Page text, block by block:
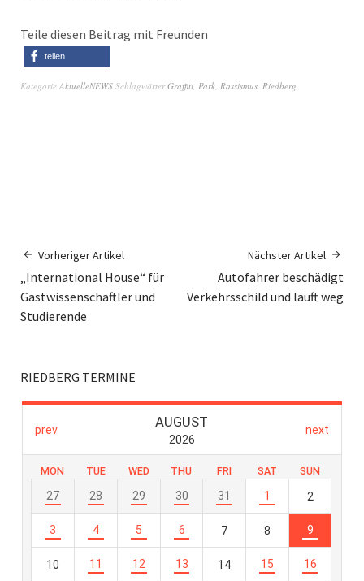
Teile diesen Beitrag mit Freunden
teilen
Kategorie AktuelleNEWS SchlagwörterGraffiti, Park, Rassismus, Riedberg
Vorheriger Artikel
„International House“ für
Gastwissenschaftler und
Studierende
Nächster Artikel
Autofahrer beschädigt
Verkehrsschild und läuft weg
RIEDBERG TERMINE